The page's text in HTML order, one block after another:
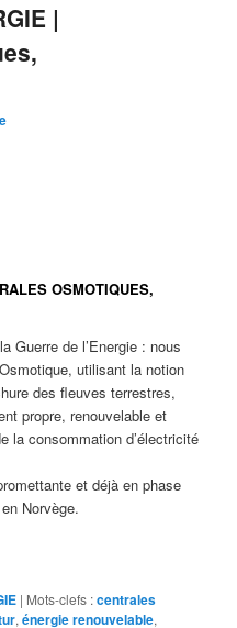
|
OSMOTIQUES,
Guerre de l’Energie : nous
utilisant la notion
des fleuves terrestres,
propre, renouvelable et
la consommation d’électricité
et déjà en phase
Norvège.
| Mots-clefs :centrales
,énergie renouvelable,